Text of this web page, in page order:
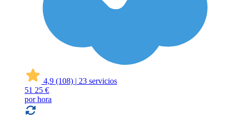
4,9 (108) | 23 servicios
51 25 €
por hora